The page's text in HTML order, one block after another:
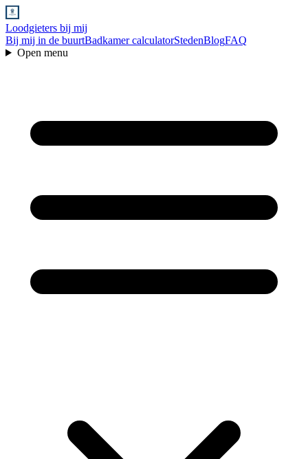
Loodgieters bij mij
Bij mij in de buurtBadkamer calculatorStedenBlogFAQ
Open menu